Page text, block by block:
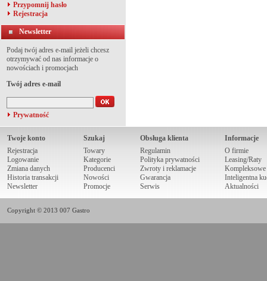
Przypomnij hasło
Rejestracja
Newsletter
Podaj twój adres e-mail jeżeli chcesz
otrzymywać od nas informacje o
nowościach i promocjach
Twój adres e-mail
Prywatność
Twoje konto
Rejestracja
Logowanie
Zmiana danych
Historia transakcji
Newsletter
Szukaj
Towary
Kategorie
Producenci
Nowości
Promocje
Obsługa klienta
Regulamin
Polityka prywatności
Zwroty i reklamacje
Gwarancja
Serwis
Informacje
O firmie
Leasing/Raty
Kompleksowe
Inteligentna
Aktualności
Copyright © 2013 007 Gastro